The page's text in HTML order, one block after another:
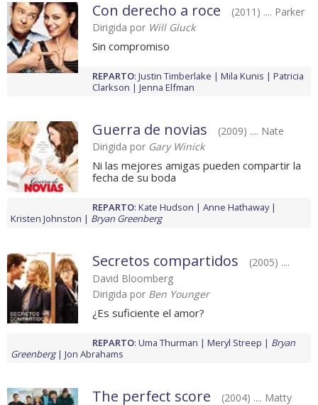
Con derecho a roce
(2011) .... Parker
Dirigida por Will Gluck
Sin compromiso
REPARTO: Justin Timberlake Mila Kunis
Patricia
Clarkson
Jenna Elfman
Guerra de novias
(2009) .... Nate
Dirigida por Gary Winick
Ni las mejores amigas pueden compartir la
fecha de su boda
REPARTO: Kate Hudson
Anne Hathaway
Kristen Johnston
Bryan Greenberg
Secretos compartidos
(2005) ....
David Bloomberg
Dirigida por Ben Younger
¿Es suficiente el amor?
REPARTO: Uma Thurman Meryl Streep
Bryan
Greenberg
Jon Abrahams
The perfect score
(2004) .... Matty